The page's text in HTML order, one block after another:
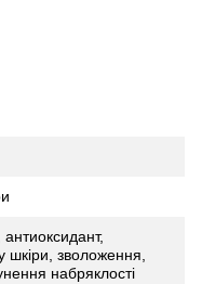
шкіри, зволоження,
набряклості